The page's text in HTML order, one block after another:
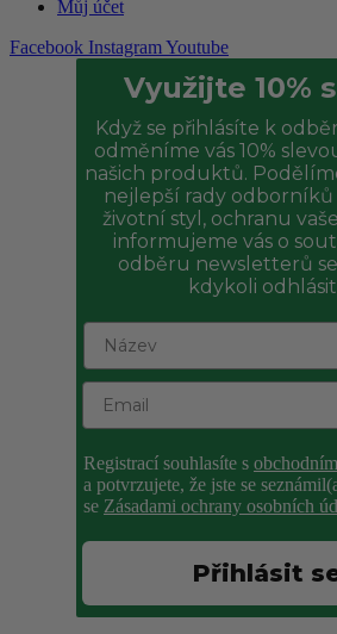
Můj účet
Facebook InstagramYoutube
Využijte 10%
Když se přihlásíte k
odměníme vás 10%
našich produktů.
nejlepší rady odborníků
životní styl, ochranu
informujeme vás o
odběru newsletterů
kdykoli
Registrací souhlasíte s
a potvrzujete, že jste se
se Zásadami ochrany osobních
Přihlásit